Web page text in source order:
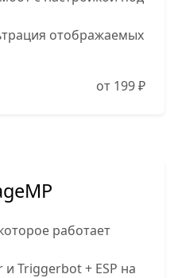
отображаемых
от 199₽
работает
Triggerbot + ESP на